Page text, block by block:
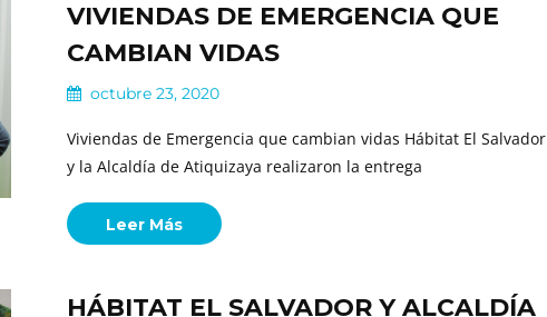
VIVIENDAS DE EMERGENCIA QUE
CAMBIAN VIDAS
octubre 23, 2020
Viviendas de Emergencia que cambian vidas Hábitat El Salvador
y la Alcaldía de Atiquizaya realizaron la entrega
Leer Más
HÁBITAT EL SALVADOR Y ALCALDÍA